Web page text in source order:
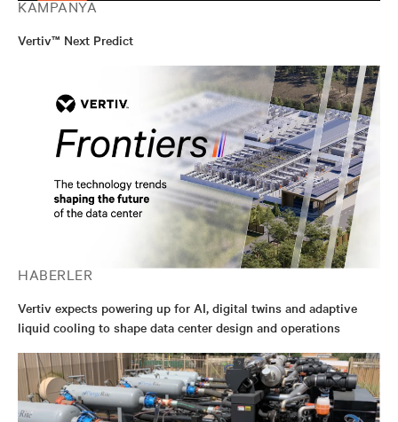
KAMPANYA
Vertiv™ Next Predict
HABERLER
Vertiv expects powering up for AI, digital twins and adaptive
liquid cooling to shape data center design and operations